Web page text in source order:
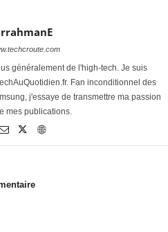
généralement de l'high-tech. Je suis
Fan inconditionnel des
j'essaye de transmettre ma passion
mes publications.